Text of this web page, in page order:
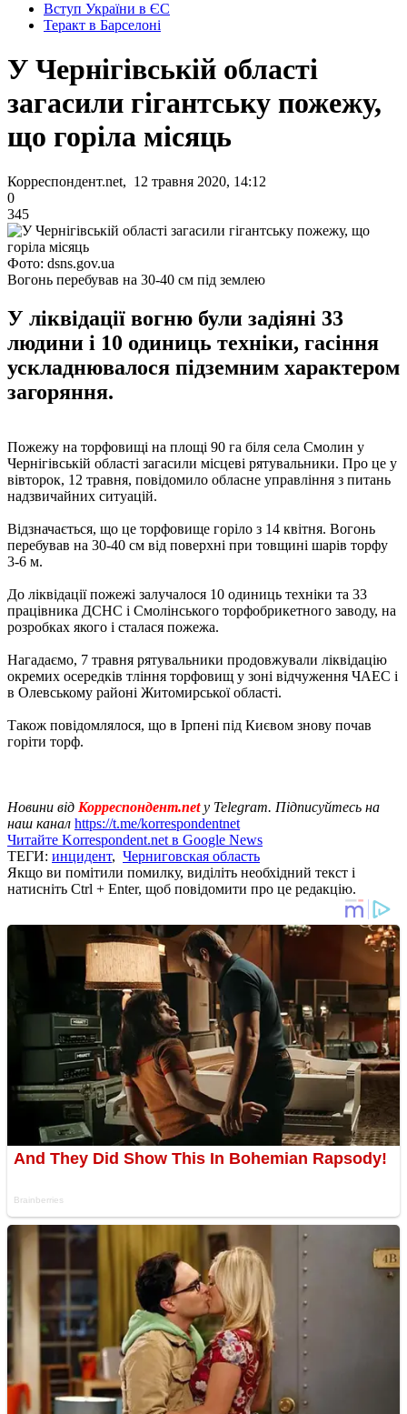
Вступ України в ЄС
Теракт в Барселоні
У Чернігівській області
загасили гігантську пожежу,
що горіла місяць
Корреспондент.net, 12 травня 2020, 14:12
0
345
Фото: dsns.gov.ua
Вогонь перебував на 30-40 см під землею
У ліквідації вогню були задіяні 33
людини і 10 одиниць техніки, гасіння
ускладнювалося підземним характером
загоряння.
Пожежу на торфовищі на площі 90 га біля села Смолин у
Чернігівській області загасили місцеві рятувальники. Про це у
вівторок, 12 травня, повідомило обласне управління з питань
надзвичайних ситуацій.
Відзначається, що це торфовище горіло з 14 квітня. Вогонь
перебував на 30-40 см від поверхні при товщині шарів торфу
3-6 м.
До ліквідації пожежі залучалося 10 одиниць техніки та 33
працівника ДСНС і Смолінського торфобрикетного заводу, на
розробках якого і сталася пожежа.
Нагадаємо, 7 травня рятувальники продовжували ліквідацію
окремих осередків тління торфовищ у зоні відчуження ЧАЕС і
в Олевському районі Житомирської області.
Також повідомлялося, що в Ірпені під Києвом знову почав
горіти торф.
Новини від Корреспондент.net у Telegram. Підписуйтесь на
наш канал https://t.me/korrespondentnet
Читайте Korrespondent.net в Google News
ТЕГИ: инцидент, Черниговская область
Якщо ви помітили помилку, виділіть необхідний текст і
натисніть Ctrl + Enter, щоб повідомити про це редакцію.